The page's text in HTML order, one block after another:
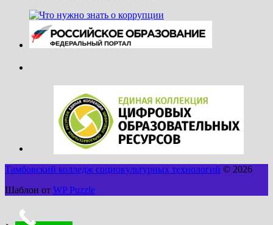
Тамбовский колледж социокультурных технологий © 2026
Шаблон от WP Puzzle